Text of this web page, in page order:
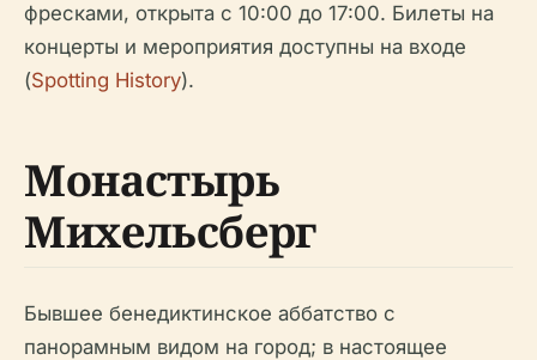
фресками, открыта с 10:00 до 17:00. Билеты на
концерты и мероприятия доступны на входе
(Spotting History).
Монастырь
Михельсберг
Бывшее бенедиктинское аббатство с
панорамным видом на город; в настоящее